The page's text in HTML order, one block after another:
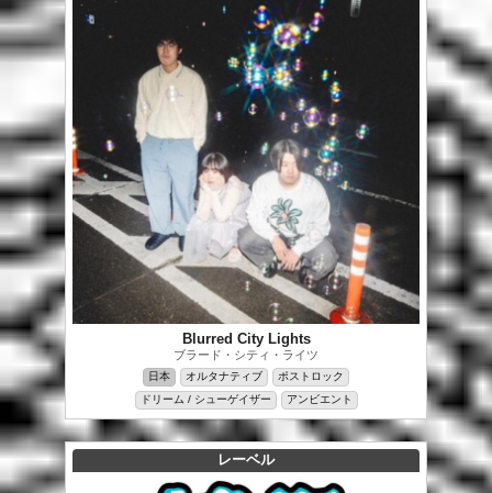
Blurred City Lights
ブラード・シティ・ライツ
日本 オルタナティブ
ポストロック
ドリーム / シューゲイザー
アンビエント
レーベル